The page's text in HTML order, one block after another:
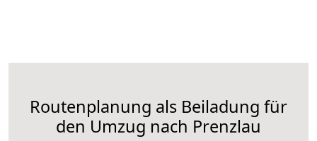
Routenplanung als Beiladung für
den Umzug nach Prenzlau